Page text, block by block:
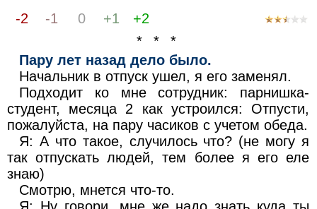
-2
-1 0 +1
+2
* * *
Пару лет назад дело было.
Начальник в отпуск ушел, я его заменял.
Подходит ко мне сотрудник: парнишка-
студент, месяца 2 как устроился: Отпусти,
пожалуйста, на пару часиков с учетом обеда.
Я: А что такое, случилось что? (не могу я
так отпускать людей, тем более я его еле
знаю)
Смотрю, мнется что-то.